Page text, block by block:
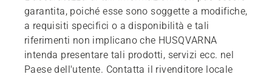
garantita, poiché esse sono soggette a modifiche,
a requisiti specifici o a disponibilità e tali
riferimenti non implicano che HUSQVARNA
intenda presentare tali prodotti, servizi ecc. nel
Paese dell'utente. Contatta il rivenditore locale